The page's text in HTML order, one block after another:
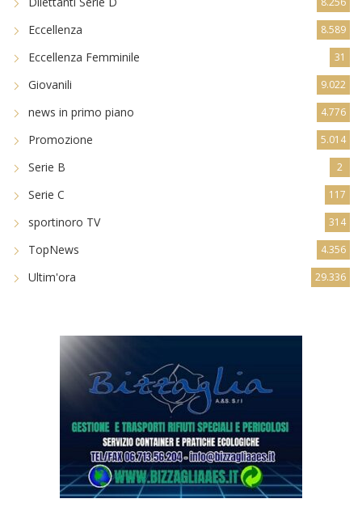
Eccellenza 8.589
Eccellenza Femminile 31
Giovanili 9.022
news in primo piano 4.776
Promozione 5.014
Serie B 2
Serie C 117
sportinoro TV 314
TopNews 4.356
Ultim'ora 29.336